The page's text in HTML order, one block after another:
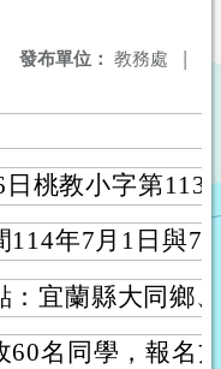
發布單位： 教務處 |
桃教小字第
114年7月1日與7
：宜蘭縣大同鄉
60名同學，報名